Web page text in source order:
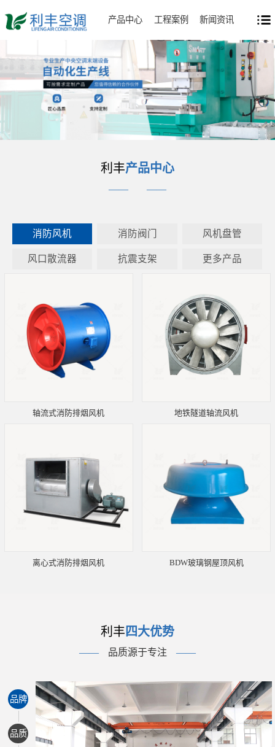
产品中心 工程案例 新闻资讯
利丰产品中心
—— ——
消防风机 消防阀门 风机盘管
风口散流器 抗震支架 更多产品
轴流式消防排烟风机 地铁隧道轴流风机
离心式消防排烟风机 BDW玻璃钢屋顶风机
利丰 四大优势
—— 品质源于专注 ——
品牌
品质